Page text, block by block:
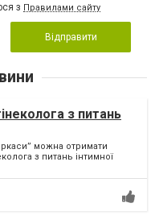
з Правилами сайту
Відправити
з питань
можна отримати
з питань інтимної